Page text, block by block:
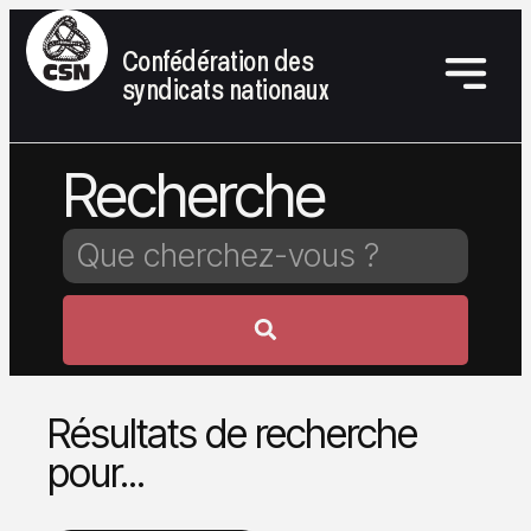
Confédération des
syndicats nationaux
Recherche
Résultats de recherche
pour...